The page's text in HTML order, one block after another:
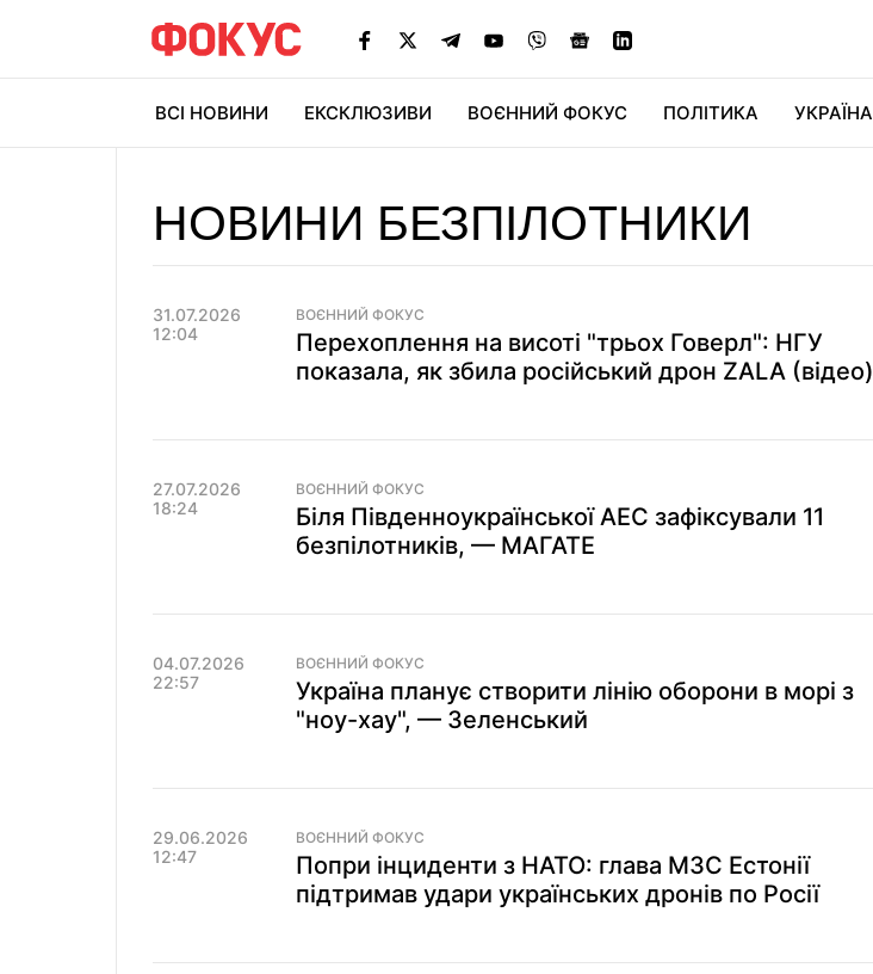
ВСІ НОВИНИ ЕКСКЛЮЗИВИ ВОЄННИЙ ФОКУС ПОЛІТИКА УКРАЇНА
НОВИНИ БЕЗПІЛОТНИКИ
31.07.2026
12:04
ВОЄННИЙ ФОКУС
Перехоплення на висоті "трьох Говерл": НГУ
показала, як збила російський дрон ZALA (відео)
27.07.2026
18:24
ВОЄННИЙ ФОКУС
Біля Південноукраїнської АЕС зафіксували 11
безпілотників, — МАГАТЕ
04.07.2026
22:57
ВОЄННИЙ ФОКУС
Україна планує створити лінію оборони в морі з
"ноу-хау", — Зеленський
29.06.2026
12:47
ВОЄННИЙ ФОКУС
Попри інциденти з НАТО: глава МЗС Естонії
підтримав удари українських дронів по Росії